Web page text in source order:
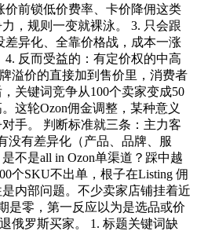
价前锁低价费率、卡价降佣这类
，规则一变就裸泳。 3. 只会跟
异化、全靠价格战，成本一涨
反而受益的：有定价权的中高
溢价的直接加到售价里，消费者
关键词竞争从100个卖家变成50
这轮Ozon佣金调整，某种意义
手。 判断标准就三条：主力客
没有差异化（产品、品牌、服
不是all in Ozon单渠道？踩中越
个SKU不出单，根子在Listing 佣
内部问题。不少卖家店铺挂着近
是零，第一反应以为是选品或价
俄罗斯买家。 1. 标题关键词缺